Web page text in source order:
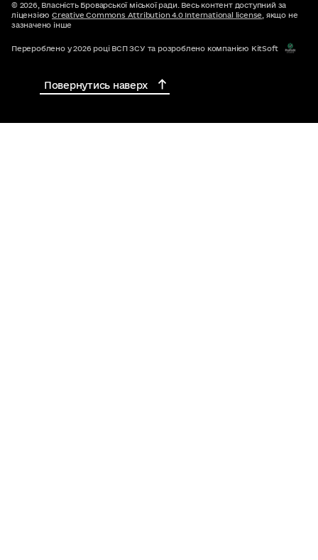
© 2026, Власність Броварської міської ради. Весь контент доступний за
ліцензією Creative Commons Attribution 4.0 International license , якщо не
зазначено інше
Перероблено у 2026 році ВСП ЗСУ та розроблено компанією KitSoft
Повернутись наверх